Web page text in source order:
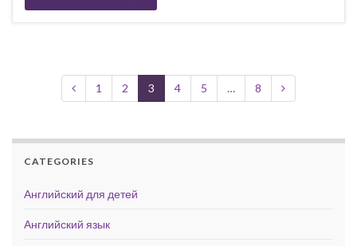
1 2 3 4 5 … 8
CATEGORIES
Английский для детей
Английский язык